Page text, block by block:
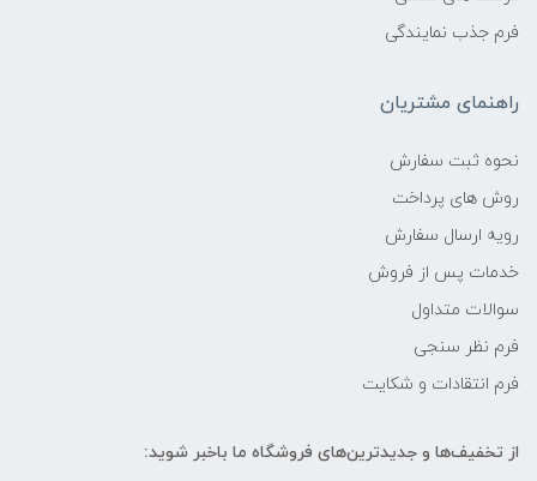
فرم جذب نمایندگی
راهنمای مشتریان
نحوه ثبت سفارش
روش های پرداخت
رویه ارسال سفارش
خدمات پس از فروش
سوالات متداول
فرم نظر سنجی
فرم انتقادات و شکایت
از تخفیف‌ها و جدیدترین‌های فروشگاه ما باخبر شوید: